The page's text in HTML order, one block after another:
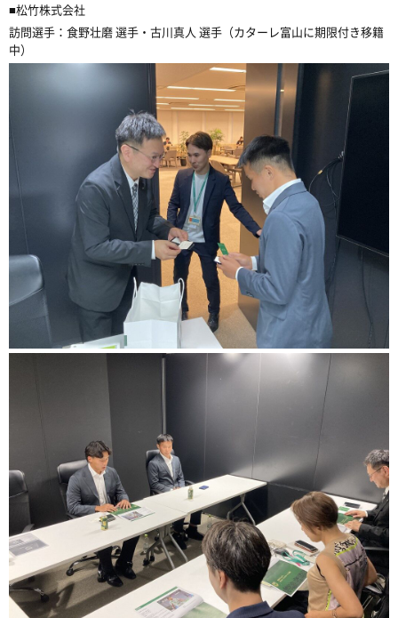
■松竹株式会社
訪問選手：食野壮磨 選手・古川真人 選手（カターレ富山に期限付き移籍
中）